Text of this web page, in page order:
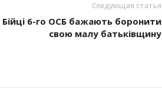
Следующая статья
Бійці 6-го ОСБ бажають боронити
свою малу батьківщину